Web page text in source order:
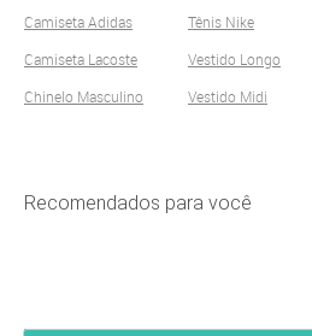
Camiseta Adidas
Camiseta Lacoste
Chinelo Masculino
Tênis Nike
Vestido Longo
Vestido Midi
Recomendados para você